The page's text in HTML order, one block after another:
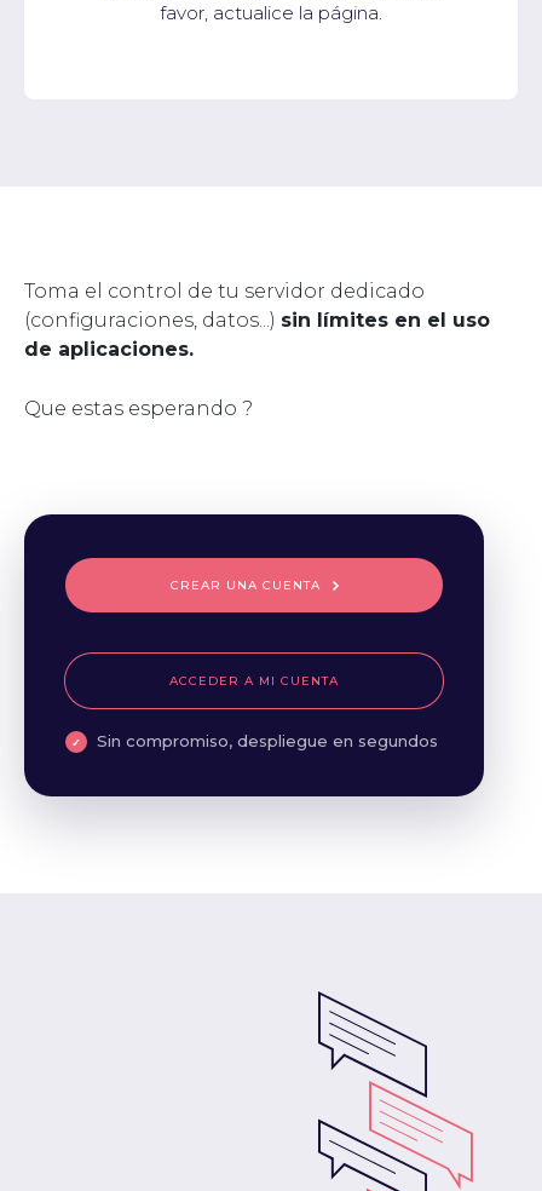
favor, actualice la página.
Toma el control de tu servidor dedicado
(configuraciones, datos...) sin límites en el uso
de aplicaciones.
Que estas esperando ?
CREAR UNA CUENTA
ACCEDER A MI CUENTA
Sin compromiso, despliegue en segundos